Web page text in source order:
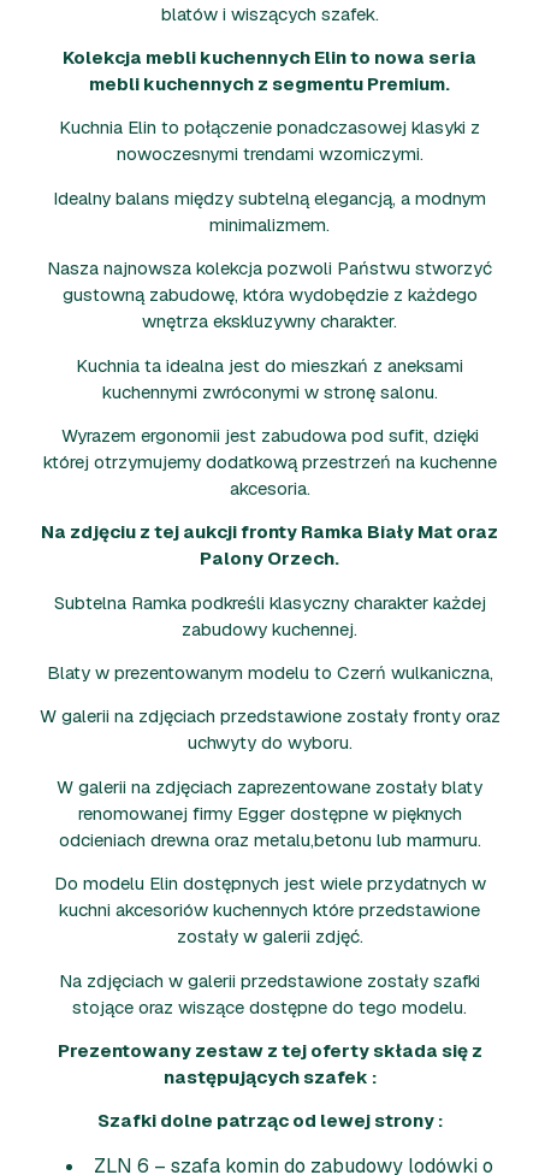
blatów i wiszących szafek.
Kolekcja mebli kuchennych Elin to nowa seria
mebli kuchennych z segmentu Premium.
Kuchnia Elin to połączenie ponadczasowej klasyki z
nowoczesnymi trendami wzorniczymi.
Idealny balans między subtelną elegancją, a modnym
minimalizmem.
Nasza najnowsza kolekcja pozwoli Państwu stworzyć
gustowną zabudowę, która wydobędzie z każdego
wnętrza ekskluzywny charakter.
Kuchnia ta idealna jest do mieszkań z aneksami
kuchennymi zwróconymi w stronę salonu.
Wyrazem ergonomii jest zabudowa pod sufit, dzięki
której otrzymujemy dodatkową przestrzeń na kuchenne
akcesoria.
Na zdjęciu z tej aukcji fronty Ramka Biały Mat oraz
Palony Orzech.
Subtelna Ramka podkreśli klasyczny charakter każdej
zabudowy kuchennej.
Blaty w prezentowanym modelu to Czerń wulkaniczna,
W galerii na zdjęciach przedstawione zostały fronty oraz
uchwyty do wyboru.
W galerii na zdjęciach zaprezentowane zostały blaty
renomowanej firmy Egger dostępne w pięknych
odcieniach drewna oraz metalu,betonu lub marmuru.
Do modelu Elin dostępnych jest wiele przydatnych w
kuchni akcesoriów kuchennych które przedstawione
zostały w galerii zdjęć.
Na zdjęciach w galerii przedstawione zostały szafki
stojące oraz wiszące dostępne do tego modelu.
Prezentowany zestaw z tej oferty składa się z
następujących szafek :
Szafki dolne patrząc od lewej strony :
ZLN 6 – szafa komin do zabudowy lodówki o